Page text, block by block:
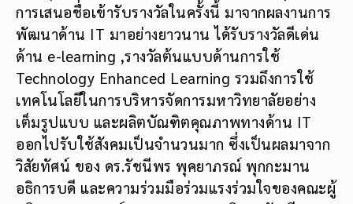
การเสนอชื่อเข้ารับรางวัลในครั้งนี้ มาจากผลงานการ
พัฒนาด้าน IT มาอย่างยาวนาน ได้รับรางวัลดีเด่น
ด้าน e-learning ,รางวัลต้นแบบด้านการใช้
Technology Enhanced Learning รวมถึงการใช้​
เทคโนโลยี​ในการบริหารจัดการมหาวิทยาลัยอย่าง
เต็มรูปแบบ และผลิตบัณฑิต​คุณภาพทางด้าน IT
ออกไปรับใช้สังคมเป็นจำนวนมาก ซึ่งเป็นผลมาจาก​
วิสัยทัศน์​ ของ ดร.รัชนีพร พุคยาภรณ์ พุกกะมาน
อธิการบดี และความร่วมมือร่วมแรงร่วมใจของคณะผู้